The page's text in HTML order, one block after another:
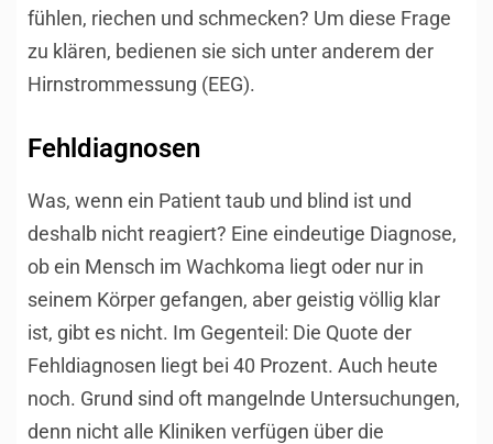
fühlen, riechen und schmecken? Um diese Frage
zu klären, bedienen sie sich unter anderem der
Hirnstrommessung (EEG).
Fehldiagnosen
Was, wenn ein Patient taub und blind ist und
deshalb nicht reagiert? Eine eindeutige Diagnose,
ob ein Mensch im Wachkoma liegt oder nur in
seinem Körper gefangen, aber geistig völlig klar
ist, gibt es nicht. Im Gegenteil: Die Quote der
Fehldiagnosen liegt bei 40 Prozent. Auch heute
noch. Grund sind oft mangelnde Untersuchungen,
denn nicht alle Kliniken verfügen über die